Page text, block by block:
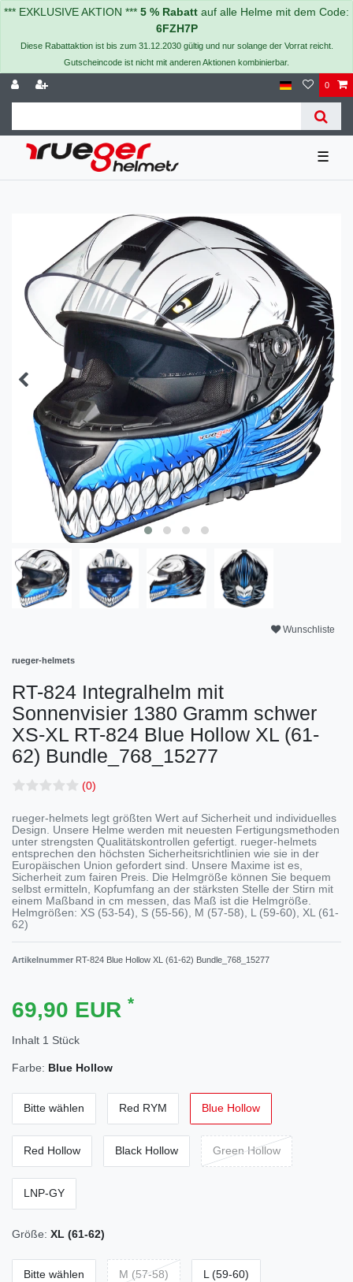
*** EXKLUSIVE AKTION *** 5 % Rabatt auf alle Helme mit dem Code:
6FZH7P
Diese Rabattaktion ist bis zum 31.12.2030 gültig und nur solange der Vorrat reicht.
Gutscheincode ist nicht mit anderen Aktionen kombinierbar.
0
☰
Wunschliste
rueger-helmets
RT-824 Integralhelm mit
Sonnenvisier 1380 Gramm schwer
XS-XL
RT-824 Blue Hollow XL (61-
62) Bundle_768_15277
(0)
rueger-helmets legt größten Wert auf Sicherheit und individuelles
Design. Unsere Helme werden mit neuesten Fertigungsmethoden
unter strengsten Qualitätskontrollen gefertigt. rueger-helmets
entsprechen den höchsten Sicherheitsrichtlinien wie sie in der
Europäischen Union gefordert sind. Unsere Maxime ist es,
Sicherheit zum fairen Preis. Die Helmgröße können Sie bequem
selbst ermitteln, Kopfumfang an der stärksten Stelle der Stirn mit
einem Maßband in cm messen, das Maß ist die Helmgröße.
Helmgrößen: XS (53-54), S (55-56), M (57-58), L (59-60), XL (61-
62)
Artikelnummer RT-824 Blue Hollow XL (61-62) Bundle_768_15277
69,90 EUR *
Inhalt 1 Stück
Farbe: Blue Hollow
Bitte wählen Red RYM Blue Hollow
Red Hollow Black Hollow Green Hollow
LNP-GY
Größe: XL (61-62)
Bitte wählen M (57-58) L (59-60)